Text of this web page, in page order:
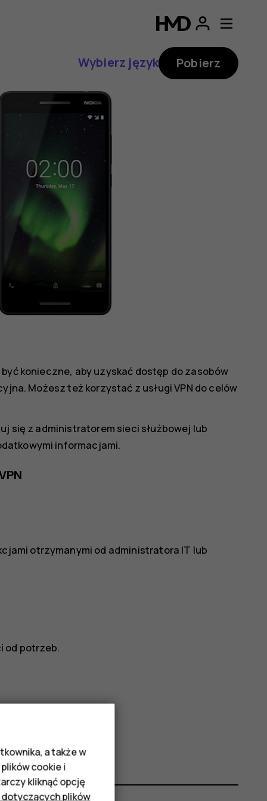
Wybierz język Pobierz
konieczne, aby uzyskać dostęp do zasobów
Możesz też korzystać z usługi VPN do celów
się z administratorem sieci służbowej lub
informacjami.
otrzymanymi od administratora IT lub
od potrzeb.
a także w
cookie i
kliknąć opcję
plików